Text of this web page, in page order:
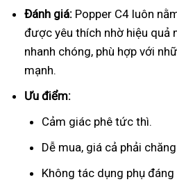
Đánh giá: Popper C4 luôn
được yêu thích nhờ hiệu quả
nhanh chóng, phù hợp với
mạnh.
Ưu điểm:
Cảm giác phê tức thì.
Dễ mua, giá cả phải
Không tác dụng phụ đáng